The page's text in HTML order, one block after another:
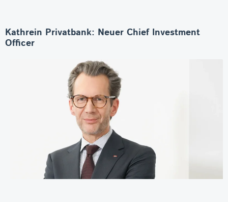
Kathrein Privatbank: Neuer Chief Investment
Officer